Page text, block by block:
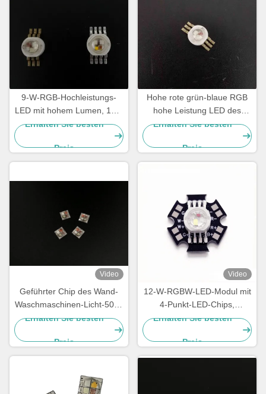
9-W-RGB-Hochleistungs-
LED mit hohem Lumen, 120-
Grad-Winkel und 2 Jahren
Aluminiumplatine
Erhalten Sie besten
Preis
Hohe rote grün-blaue RGB
hohe Leistung LED des
Lumen-9W mit Aluminium
Erhalten Sie besten
Preis
Video
Geführter Chip des Wand-
Waschmaschinen-Licht-5050
SMD RGBA LED des Chip-
10W 700mA hohe Leistung
Erhalten Sie besten
Preis
Video
12-W-RGBW-LED-Modul mit
4-Punkt-LED-Chips,
Hochleistungs-LED auf Black
Bühnenbeleuchtung
Erhalten Sie besten
Preis